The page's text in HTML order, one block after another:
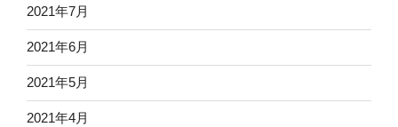
2021年7月
2021年6月
2021年5月
2021年4月